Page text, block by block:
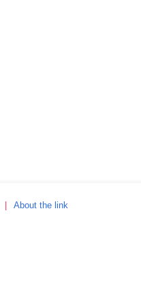
About the link